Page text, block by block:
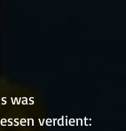
was
verdient: